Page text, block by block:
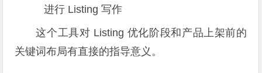
进行 Listing 写作
这个工具对 Listing 优化阶段和产品上架前的
关键词布局有直接的指导意义。